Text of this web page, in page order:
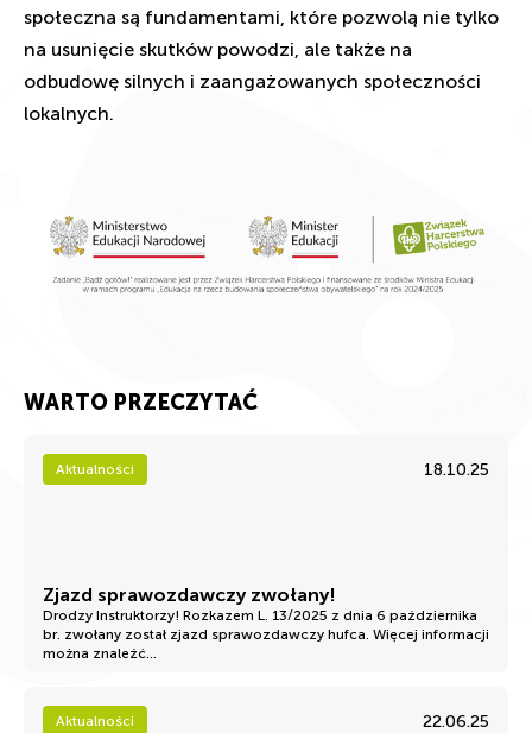
społeczna są fundamentami, które pozwolą nie tylko
na usunięcie skutków powodzi, ale także na
odbudowę silnych i zaangażowanych społeczności
lokalnych.
WARTO PRZECZYTAĆ
Aktualności 18.10.25
Zjazd sprawozdawczy zwołany!
Drodzy Instruktorzy! Rozkazem L. 13/2025 z dnia 6 października
br. zwołany został zjazd sprawozdawczy hufca. Więcej informacji
można znaleźć...
Aktualności 22.06.25